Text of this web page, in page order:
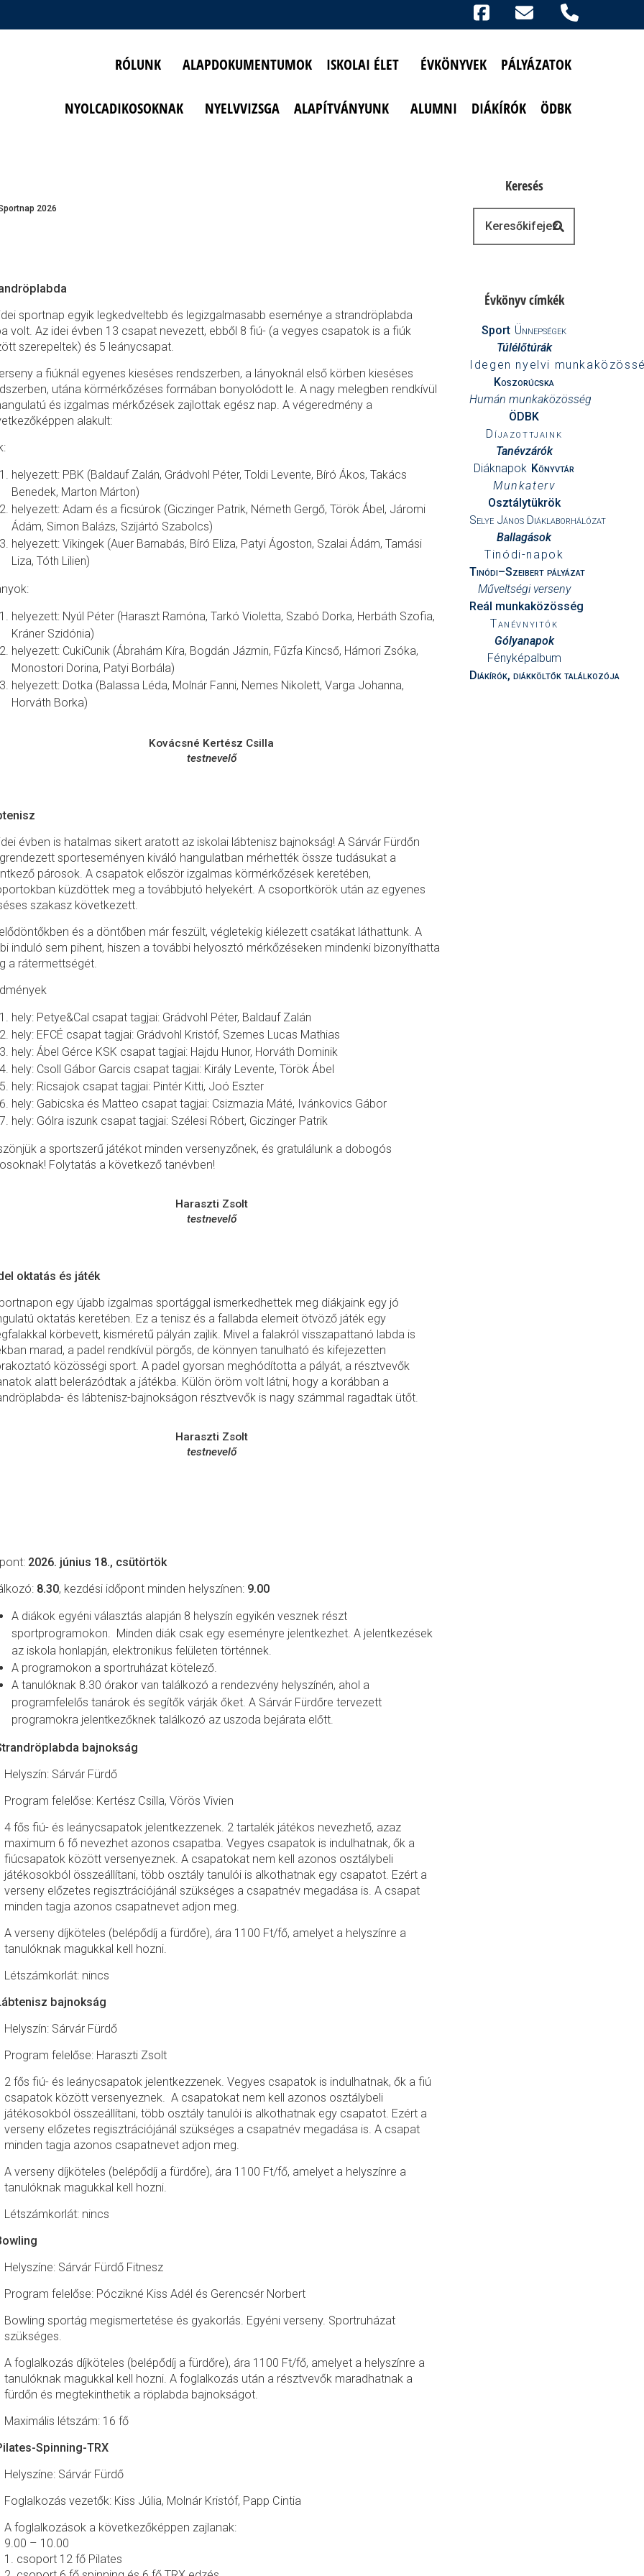
RÓLUNK ALAPDOKUMENTUMOK ISKOLAI ÉLET ÉVKÖNYVEK PÁLYÁZATOK
NYOLCADIKOSOKNAK NYELVVIZSGA ALAPÍTVÁNYUNK ALUMNI DIÁKÍRÓK ÖDBK
2026
sportnap egyik legkedveltebb és legizgalmasabb eseménye a strandröplabda
volt. Az idei évben 13 csapat nevezett, ebből 8 fiú- (a vegyes csapatok is a fiúk
szerepeltek) és 5 leánycsapat.
a fiúknál egyenes kieséses rendszerben, a lányoknál első körben kieséses
utána körmérkőzéses formában bonyolódott le. A nagy melegben rendkívül
és izgalmas mérkőzések zajlottak egész nap. A végeredmény a
alakult:
helyezett: PBK (Baldauf Zalán, Grádvohl Péter, Toldi Levente, Bíró Ákos, Takács
Benedek, Marton Márton)
helyezett: Adam és a ficsúrok (Giczinger Patrik, Németh Gergő, Török Ábel, Járomi
Ádám, Simon Balázs, Szijártó Szabolcs)
helyezett: Vikingek (Auer Barnabás, Bíró Eliza, Patyi Ágoston, Szalai Ádám, Tamási
Liza, Tóth Lilien)
helyezett: Nyúl Péter (Haraszt Ramóna, Tarkó Violetta, Szabó Dorka, Herbáth Szofia,
Kráner Szidónia)
helyezett: CukiCunik (Ábrahám Kíra, Bogdán Jázmin, Fűzfa Kincső, Hámori Zsóka,
Monostori Dorina, Patyi Borbála)
helyezett: Dotka (Balassa Léda, Molnár Fanni, Nemes Nikolett, Varga Johanna,
Horváth Borka)
Kovácsné Kertész Csilla
testnevelő
évben is hatalmas sikert aratott az iskolai lábtenisz bajnokság! A Sárvár Fürdőn
sporteseményen kiváló hangulatban mérhették össze tudásukat a
párosok. A csapatok először izgalmas körmérkőzések keretében,
küzdöttek meg a továbbjutó helyekért. A csoportkörök után az egyenes
szakasz következett.
és a döntőben már feszült, végletekig kiélezett csatákat láthattunk. A
induló sem pihent, hiszen a további helyosztó mérkőzéseken mindenki bizonyíthatta
a rátermettségét.
hely: Petye&Cal csapat tagjai: Grádvohl Péter, Baldauf Zalán
hely: EFCÉ csapat tagjai: Grádvohl Kristóf, Szemes Lucas Mathias
hely: Ábel Gérce KSK csapat tagjai: Hajdu Hunor, Horváth Dominik
hely: Csoll Gábor Garcis csapat tagjai: Király Levente, Török Ábel
hely: Ricsajok csapat tagjai: Pintér Kitti, Joó Eszter
hely: Gabicska és Matteo csapat tagjai: Csizmazia Máté, Ivánkovics Gábor
hely: Gólra iszunk csapat tagjai: Szélesi Róbert, Giczinger Patrik
a sportszerű játékot minden versenyzőnek, és gratulálunk a dobogós
Folytatás a következő tanévben!
Haraszti Zsolt
testnevelő
oktatás és játék
egy újabb izgalmas sportággal ismerkedhettek meg diákjaink egy jó
oktatás keretében. Ez a tenisz és a fallabda elemeit ötvöző játék egy
körbevett, kisméretű pályán zajlik. Mivel a falakról visszapattanó labda is
marad, a padel rendkívül pörgős, de könnyen tanulható és kifejezetten
közösségi sport. A padel gyorsan meghódította a pályát, a résztvevők
alatt belerázódtak a játékba. Külön öröm volt látni, hogy a korábban a
és lábtenisz-bajnokságon résztvevők is nagy számmal ragadtak ütőt.
Haraszti Zsolt
testnevelő
2026. június 18., csütörtök
8.30, kezdési időpont minden helyszínen: 9.00
A diákok egyéni választás alapján 8 helyszín egyikén vesznek részt
sportprogramokon. Minden diák csak egy eseményre jelentkezhet. A jelentkezések
az iskola honlapján, elektronikus felületen történnek.
A programokon a sportruházat kötelező.
A tanulóknak 8.30 órakor van találkozó a rendezvény helyszínén, ahol a
programfelelős tanárok és segítők várják őket. A Sárvár Fürdőre tervezett
programokra jelentkezőknek találkozó az uszoda bejárata előtt.
bajnokság
Helyszín: Sárvár Fürdő
Program felelőse: Kertész Csilla, Vörös Vivien
4 fős fiú- és leánycsapatok jelentkezzenek. 2 tartalék játékos nevezhető, azaz
maximum 6 fő nevezhet azonos csapatba. Vegyes csapatok is indulhatnak, ők a
fiúcsapatok között versenyeznek. A csapatokat nem kell azonos osztálybeli
játékosokból összeállítani, több osztály tanulói is alkothatnak egy csapatot. Ezért a
verseny előzetes regisztrációjánál szükséges a csapatnév megadása is. A csapat
minden tagja azonos csapatnevet adjon meg.
A verseny díjköteles (belépődíj a fürdőre), ára 1100 Ft/fő, amelyet a helyszínre a
tanulóknak magukkal kell hozni.
Létszámkorlát: nincs
bajnokság
Helyszín: Sárvár Fürdő
Program felelőse: Haraszti Zsolt
2 fős fiú- és leánycsapatok jelentkezzenek. Vegyes csapatok is indulhatnak, ők a fiú
csapatok között versenyeznek. A csapatokat nem kell azonos osztálybeli
játékosokból összeállítani, több osztály tanulói is alkothatnak egy csapatot. Ezért a
verseny előzetes regisztrációjánál szükséges a csapatnév megadása is. A csapat
minden tagja azonos csapatnevet adjon meg.
A verseny díjköteles (belépődíj a fürdőre), ára 1100 Ft/fő, amelyet a helyszínre a
tanulóknak magukkal kell hozni.
Létszámkorlát: nincs
Helyszíne: Sárvár Fürdő Fitnesz
Program felelőse: Póczikné Kiss Adél és Gerencsér Norbert
Bowling sportág megismertetése és gyakorlás. Egyéni verseny. Sportruházat
szükséges.
A foglalkozás díjköteles (belépődíj a fürdőre), ára 1100 Ft/fő, amelyet a helyszínre a
tanulóknak magukkal kell hozni. A foglalkozás után a résztvevők maradhatnak a
fürdőn és megtekinthetik a röplabda bajnokságot.
Maximális létszám: 16 fő
Spinning-TRX
Helyszíne: Sárvár Fürdő
Foglalkozás vezetők: Kiss Júlia, Molnár Kristóf, Papp Cintia
A foglalkozások a következőképpen zajlanak:
9.00 – 10.00
1. csoport 12 fő Pilates
Keresés
Évkönyv címkék
Sport Ünnepségek
Túlélőtúrák
Idegen nyelvi
Koszorúcska
Humán munkaközösség
ÖDBK
Díjazottjaink
Tanévzárók
Diáknapok Könyvtár
Munkaterv
Osztálytükrök
Selye János Diáklaborhálózat
Ballagások
Tinódi-napok
Tinódi–Szeibert pályázat
Műveltségi verseny
Reál munkaközösség
Tanévnyitók
Gólyanapok
Fényképalbum
Diákírók, diákköltők találkozója